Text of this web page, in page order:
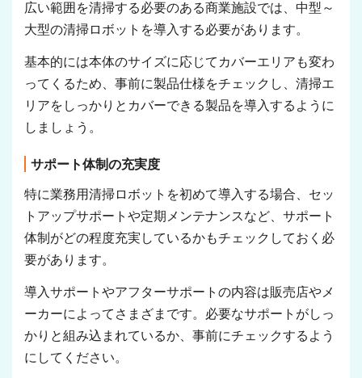
広い範囲を清掃する必要のある商業施設では、中型～
大型の清掃ロボットを導入する必要があります。
基本的には本体のサイズに応じてカバーエリアも変わ
ってくるため、事前に製品仕様をチェックし、清掃エ
リアをしっかりとカバーできる製品を導入するように
しましょう。
サポート体制の充実度
特に業務用清掃ロボットを初めて導入する場合、セッ
トアップサポートや定期メンテナンスなど、サポート
体制がどの程度充実しているかもチェックしておく必
要があります。
導入サポートやアフターサポートの内容は販売店やメ
ーカーによってさまざまです。必要なサポートがしっ
かりと組み込まれているか、事前にチェックするよう
にしてください。